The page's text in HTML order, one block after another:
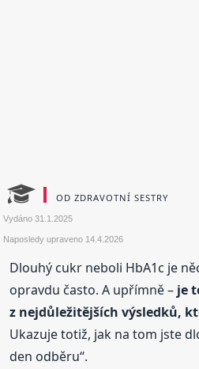
OD ZDRAVOTNÍ SESTRY
Vydáno31.1.2025
Naposledy upraveno 14.4.2026
Dlouhý cukr neboli HbA1c je
opravdu často. A upřímně – je
z nejdůležitějších výsledků,
Ukazuje totiž, jak na tom jste
den odběru“.